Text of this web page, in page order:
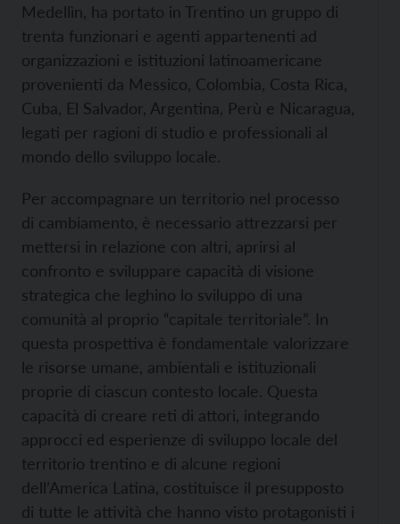
Medellìn, ha portato in Trentino un gruppo di
trenta funzionari e agenti appartenenti ad
organizzazioni e istituzioni latinoamericane
provenienti da Messico, Colombia, Costa Rica,
Cuba, El Salvador, Argentina, Perù e Nicaragua,
legati per ragioni di studio e professionali al
mondo dello sviluppo locale.
Per accompagnare un territorio nel processo
di cambiamento, è necessario attrezzarsi per
mettersi in relazione con altri, aprirsi al
confronto e sviluppare capacità di visione
strategica che leghino lo sviluppo di una
comunità al proprio “capitale territoriale”. In
questa prospettiva è fondamentale valorizzare
le risorse umane, ambientali e istituzionali
proprie di ciascun contesto locale. Questa
capacità di creare reti di attori, integrando
approcci ed esperienze di sviluppo locale del
territorio trentino e di alcune regioni
dell’America Latina, costituisce il presupposto
di tutte le attività che hanno visto protagonisti i